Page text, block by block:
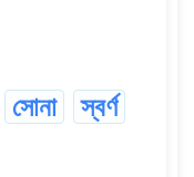
সোনা
স্বর্ণ